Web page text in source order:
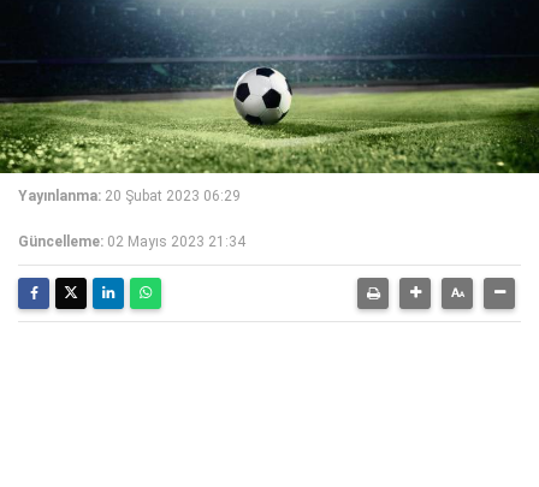
Yayınlanma: 20 Şubat 2023 06:29
Güncelleme: 02 Mayıs 2023 21:34